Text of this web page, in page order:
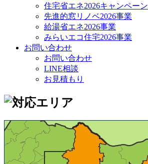
住宅省エネ2026キャンペーン
先進的窓リノベ2026事業
給湯省エネ2026事業
みらいエコ住宅2026事業
お問い合わせ
お問い合わせ
LINE相談
お見積もり